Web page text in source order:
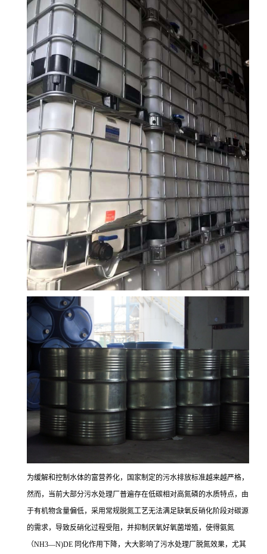
为缓解和控制水体的富营养化，国家制定的污水排放标准越来越严格，
然而，当前大部分污水处理厂普遍存在低碳相对高氮磷的水质特点，由
于有机物含量偏低，采用常规脱氮工艺无法满足缺氧反硝化阶段对碳源
的需求，导致反硝化过程受阻，并抑制厌氧好氧菌增殖，使得氨氮
（NH3—N)DE 同化作用下降，大大影响了污水处理厂脱氮效果，尤其